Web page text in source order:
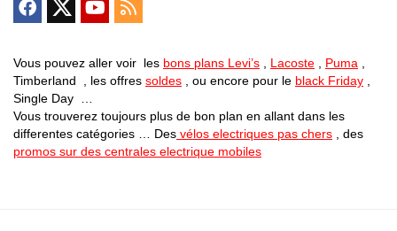
Vous pouvez aller voir les bons plans Levi’s Lacoste Puma
Timberland , les offres soldes , ou encore pour le black Friday
Single Day …
Vous trouverez toujours plus de bon plan en allant dans les
differentes catégories … Des vélos electriques pas chers , des
promos sur des centrales electrique mobiles